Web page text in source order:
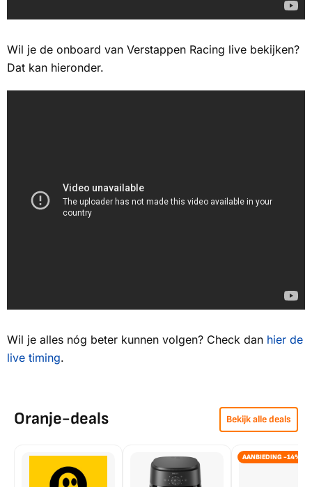
Wil je de onboard van Verstappen Racing live bekijken?
Dat kan hieronder.
Wil je alles nóg beter kunnen volgen? Check dan hier de
live timing.
Oranje-deals Bekijk alle deals
AANBIEDING -14%